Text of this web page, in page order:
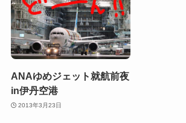
ANAゆめジェット就航前夜
in伊丹空港
2013年3月23日